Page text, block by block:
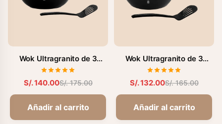
Wok Ultragranito de 3
Pzas - 32 cm (FZ-
M332WK)
S/. 140.00S/. 175.00
Añadir al carrito
Wok Ultragranito de 3
Pzas - 30 cm (FZ-
M130GT)
S/. 132.00S/. 165.00
Añadir al carrito